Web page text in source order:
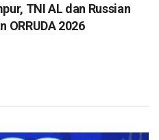
TNI AL dan Russian
ORRUDA 2026